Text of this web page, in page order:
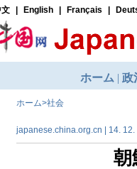
ホーム>社会
japanese.china.org.cn | 14. 12.
朝